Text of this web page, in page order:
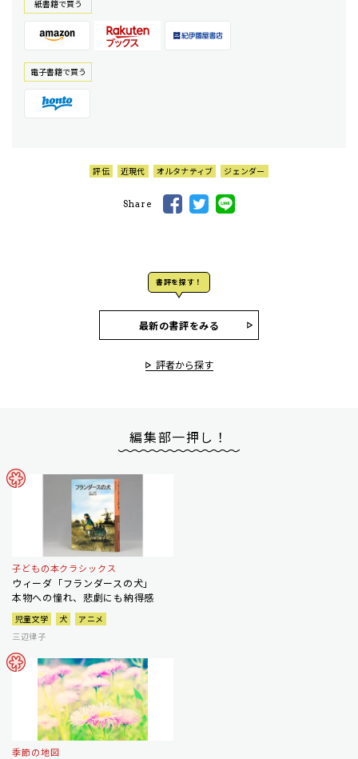
紙書籍で買う
電⼦書籍で買う
評伝 近現代 オルタナティブ ジェンダー
Share
書評を探す！
最新の書評をみる
評者から探す
編集部一押し！
子どもの本クラシックス
ウィーダ「フランダースの犬」
本物への憧れ、悲劇にも納得感
児童文学 犬
アニメ
三辺律子
季節の地図